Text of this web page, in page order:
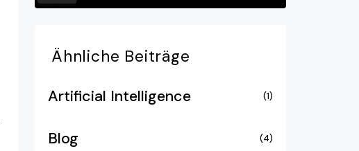
Ähnliche Beiträge
Artificial Intelligence (1)
Blog (4)